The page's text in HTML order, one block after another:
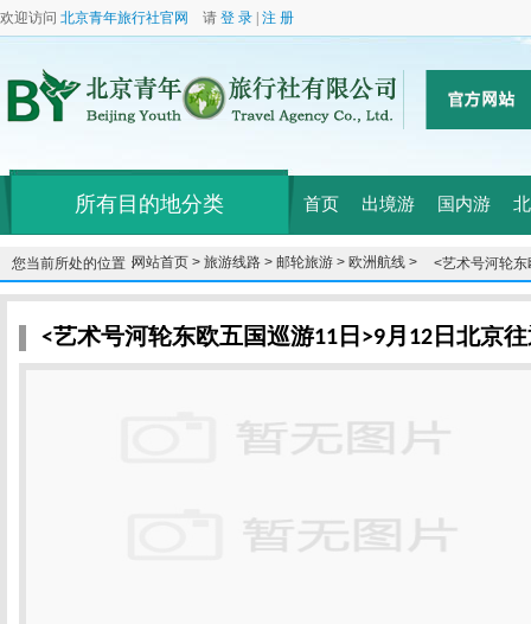
欢迎访问 北京青年旅行社官网 请 登 录 注 册
所有目的地分类 首页 出境游 国内游
您当前所处的位置：网站首页 > 旅游线路 > 邮轮旅游 > 欧洲航线 >
<艺术号河轮
中文服务、船
<艺术号河轮东欧五国巡游11日>9月12日北京